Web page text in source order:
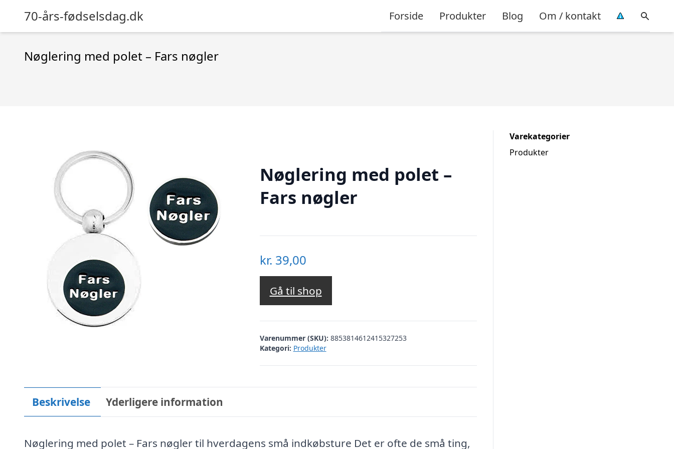
70-års-fødselsdag.dk Forside Produkter Blog Om / kontakt
Nøglering med polet – Fars nøgler
Nøglering med polet –
Fars nøgler
kr. 39,00
Gå til shop
Varenummer (SKU): 8853814612415327253
Kategori: Produkter
Beskrivelse Yderligere information
Nøglering med polet – Fars nøgler til hverdagens små indkøbsture Det er ofte de små ting,
Varekategorier
Produkter